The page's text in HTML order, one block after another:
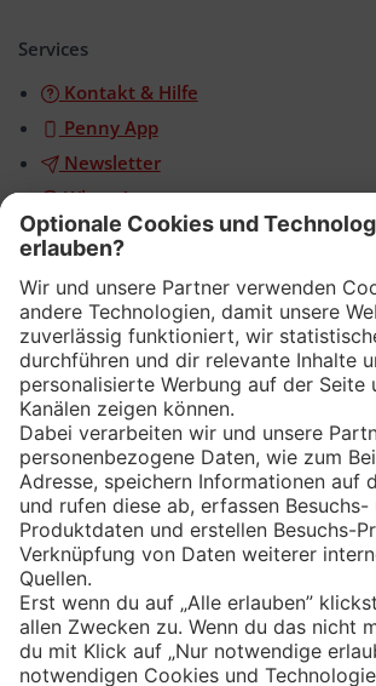
Services
Kontakt & Hilfe
Penny App
Newsletter
WhatsApp
App
Eishockey